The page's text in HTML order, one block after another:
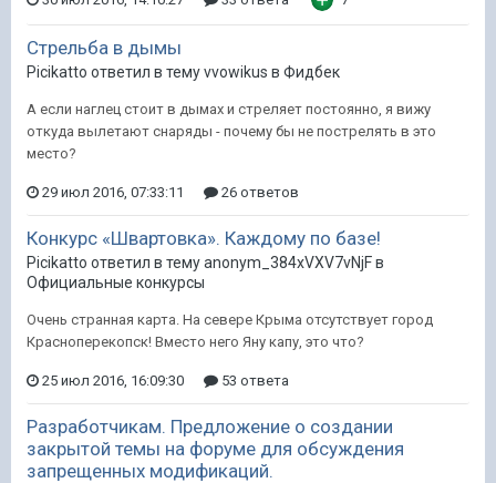
Стрельба в дымы
Picikatto ответил в тему vvowikus в Фидбек
А если наглец стоит в дымах и стреляет постоянно, я вижу
откуда вылетают снаряды - почему бы не пострелять в это
место?
29 июл 2016, 07:33:11 26 ответов
Конкурс «Швартовка». Каждому по базе!
Picikatto ответил в тему anonym_384xVXV7vNjF в
Официальные конкурсы
Очень странная карта. На севере Крыма отсутствует город
Красноперекопск! Вместо него Яну капу, это что?
25 июл 2016, 16:09:30 53 ответа
Разработчикам. Предложение о создании
закрытой темы на форуме для обсуждения
запрещенных модификаций.